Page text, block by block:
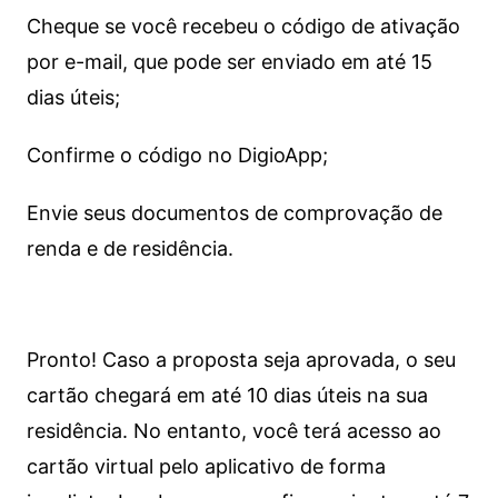
Cheque se você recebeu o código de ativação
por e-mail, que pode ser enviado em até 15
dias úteis;
Confirme o código no DigioApp;
Envie seus documentos de comprovação de
renda e de residência.
Pronto! Caso a proposta seja aprovada, o seu
cartão chegará em até 10 dias úteis na sua
residência. No entanto, você terá acesso ao
cartão virtual pelo aplicativo de forma